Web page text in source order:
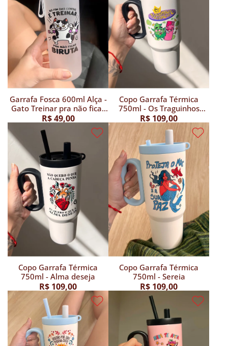
Garrafa Fosca 600ml Alça -
Gato Treinar pra não ficar
Biruta - Branca
R$ 49,00
Copo Garrafa Térmica
750ml - Os Traguinhos
Mágicos
R$ 109,00
Copo Garrafa Térmica
750ml - Alma deseja
R$ 109,00
Copo Garrafa Térmica
750ml - Sereia
R$ 109,00